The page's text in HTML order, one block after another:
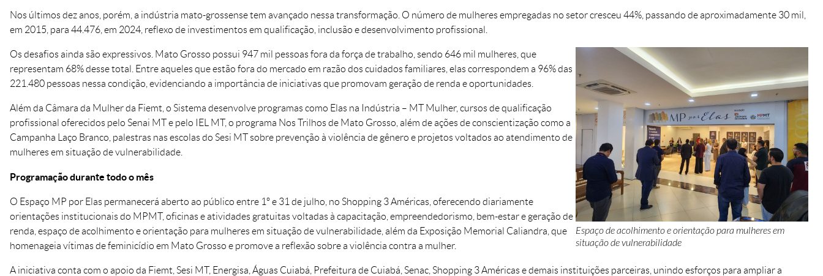
Nos últimos dez anos, porém, a indústria mato-grossense tem avançado nessa transformação. O número de mulheres empregadas no setor cresceu 44%, passando de aproximadamente 30 mil,
em 2015, para 44.476, em 2024, reflexo de investimentos em qualificação, inclusão e desenvolvimento profissional.
Espaço de acolhimento e orientação para mulheres em
situação de vulnerabilidade
Os desafios ainda são expressivos. Mato Grosso possui 947 mil pessoas fora da força de trabalho, sendo 646 mil mulheres, que
representam 68% desse total. Entre aqueles que estão fora do mercado em razão dos cuidados familiares, elas correspondem a 96% das
221.480 pessoas nessa condição, evidenciando a importância de iniciativas que promovam geração de renda e oportunidades.
Além da Câmara da Mulher da Fiemt, o Sistema desenvolve programas como Elas na Indústria – MT Mulher, cursos de qualificação
profissional oferecidos pelo Senai MT e pelo IEL MT, o programa Nos Trilhos de Mato Grosso, além de ações de conscientização como a
Campanha Laço Branco, palestras nas escolas do Sesi MT sobre prevenção à violência de gênero e projetos voltados ao atendimento de
mulheres em situação de vulnerabilidade.
Programação durante todo o mês
O Espaço MP por Elas permanecerá aberto ao público entre 1º e 31 de julho, no Shopping 3 Américas, oferecendo diariamente
orientações institucionais do MPMT, oficinas e atividades gratuitas voltadas à capacitação, empreendedorismo, bem-estar e geração de
renda, espaço de acolhimento e orientação para mulheres em situação de vulnerabilidade, além da Exposição Memorial Caliandra, que
homenageia vítimas de feminicídio em Mato Grosso e promove a reflexão sobre a violência contra a mulher.
A iniciativa conta com o apoio da Fiemt, Sesi MT, Energisa, Águas Cuiabá, Prefeitura de Cuiabá, Senac, Shopping 3 Américas e demais instituições parceiras, unindo esforços para ampliar a